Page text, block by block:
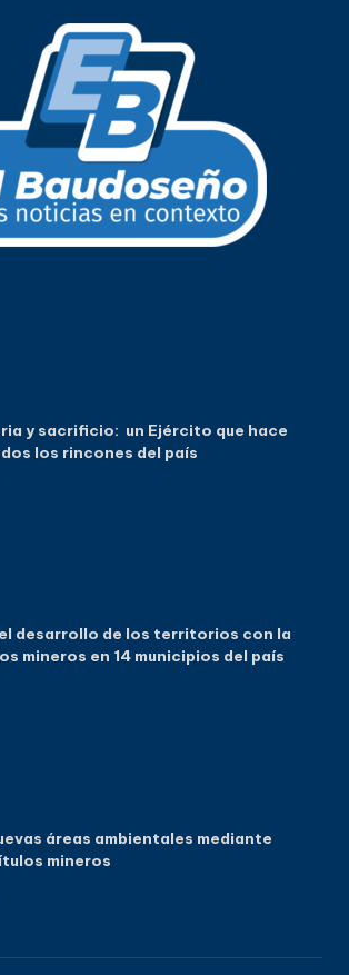
y sacrificio: un Ejército que hace
los rincones del país
desarrollo de los territorios con la
mineros en 14 municipios del país
áreas ambientales mediante
mineros